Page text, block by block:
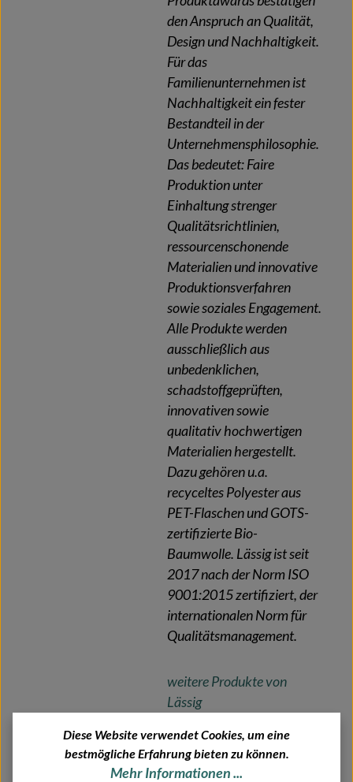
den Anspruch an Qualität,
Design und Nachhaltigkeit.
Für das
Familienunternehmen ist
Nachhaltigkeit ein fester
Bestandteil in der
Unternehmensphilosophie.
Das bedeutet: Faire
Produktion unter
Einhaltung strenger
Qualitätsrichtlinien,
ressourcenschonende
Materialien und innovative
Produktionsverfahren
sowie soziales Engagement.
Alle Produkte werden
ausschließlich aus
unbedenklichen,
schadstoffgeprüften,
innovativen sowie
qualitativ hochwertigen
Materialien hergestellt.
Dazu gehören u.a.
recyceltes Polyester aus
PET-Flaschen und GOTS-
zertifizierte Bio-
Baumwolle. Lässig ist seit
2017 nach der Norm ISO
9001:2015 zertifiziert, der
internationalen Norm für
Qualitätsmanagement.
weitere Produkte von
Lässig
Diese Website verwendet Cookies, um eine
bestmögliche Erfahrung bieten zu können.
Mehr Informationen ...